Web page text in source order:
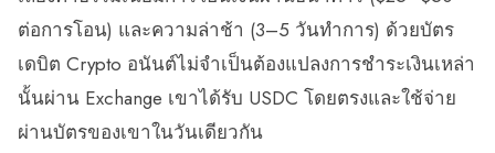
ต่อการโอน) และความล่าช้า (3–5 วันทำการ) ด้วยบัตร
เดบิต Crypto อนันต์ไม่จำเป็นต้องแปลงการชำระเงินเหล่า
นั้นผ่าน Exchange เขาได้รับ USDC โดยตรงและใช้จ่าย
ผ่านบัตรของเขาในวันเดียวกัน